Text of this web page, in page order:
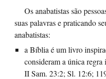
Os anabatistas são
suas palavras e praticando
anabatistas:
a Bíblia é um livro
consideram a única
II Sam. 23:2; Sl. 12:6;